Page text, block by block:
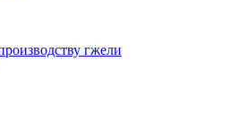
гжели